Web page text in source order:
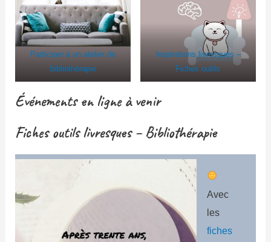
Participer à un atelier de
bibliothérapie
Inspirations livresques –
Fiches outils
Événements en ligne à venir
Fiches outils livresques – Bibliothérapie
Avec
les
fiches